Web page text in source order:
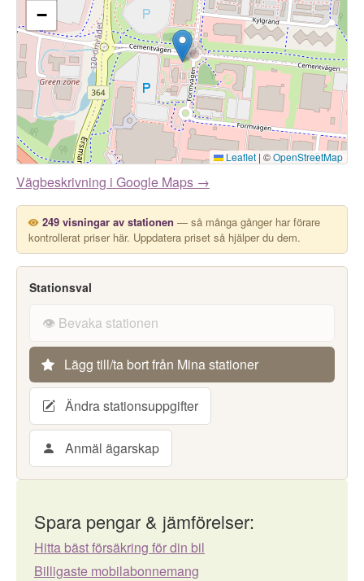
−
Leaflet | ©OpenStreetMap
Vägbeskrivning i Google Maps →
249 visningar av stationen — så många gånger har förare
kontrollerat priser här. Uppdatera priset så hjälper du dem.
Stationsval
👁️ Bevaka stationen
Lägg till/ta bort från Mina stationer
Ändra stationsuppgifter
Anmäl ägarskap
Spara pengar & jämförelser:
Hitta bäst försäkring för din bil
Billigaste mobilabonnemang